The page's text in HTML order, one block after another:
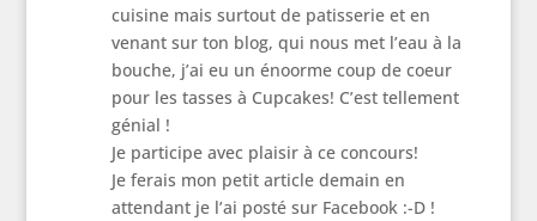
cuisine mais surtout de patisserie et en
venant sur ton blog, qui nous met l’eau à la
bouche, j’ai eu un énoorme coup de coeur
pour les tasses à Cupcakes! C’est tellement
génial !
Je participe avec plaisir à ce concours!
Je ferais mon petit article demain en
attendant je l’ai posté sur Facebook :-D !